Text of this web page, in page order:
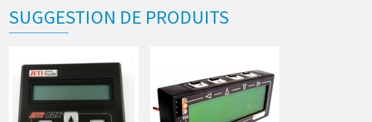
SUGGESTION DE PRODUITS